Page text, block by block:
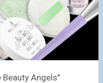
Beauty Angels"